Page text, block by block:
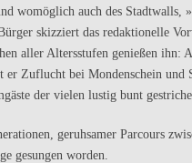
womög­lich auch des
skizziert das redaktionelle
aller Altersstufen genießen ihn:
Zuflucht bei Mondenschein und
der vielen lustig bunt
geruhsamer Parcours
gesungen wor­den.